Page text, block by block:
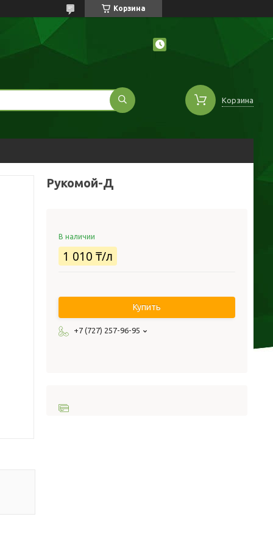
Корзина
Корзина
Рукомой-Д
В наличии
1 010 ₸/л
Купить
+7 (727) 257-96-95